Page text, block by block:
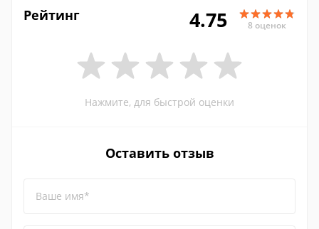
Рейтинг 4.75 8 оценок
Нажмите, для быстрой оценки
Оставить отзыв
Ваше имя*